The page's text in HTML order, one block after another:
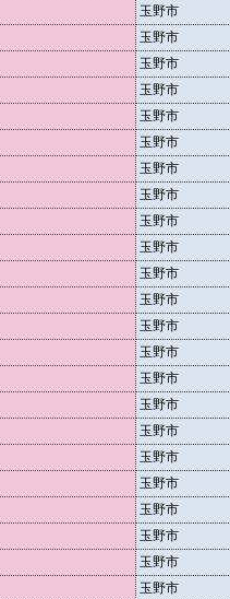
玉野市
玉野市
玉野市
玉野市
玉野市
玉野市
玉野市
玉野市
玉野市
玉野市
玉野市
玉野市
玉野市
玉野市
玉野市
玉野市
玉野市
玉野市
玉野市
玉野市
玉野市
玉野市
玉野市